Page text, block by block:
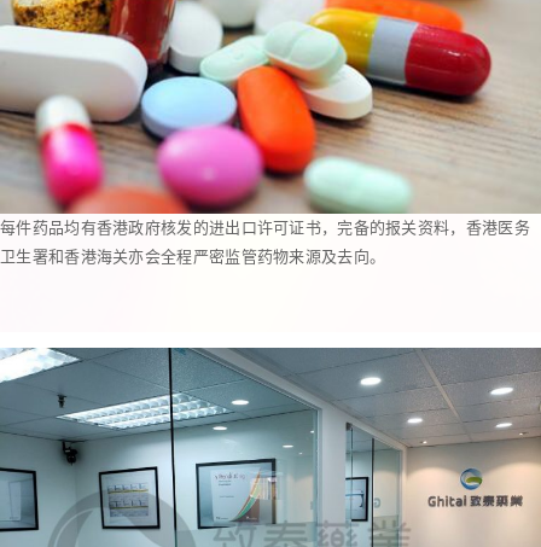
每件药品均有香港政府核发的进出口许可证书，完备的报关资料，香港医务
卫生署和香港海关亦会全程严密监管药物来源及去向。